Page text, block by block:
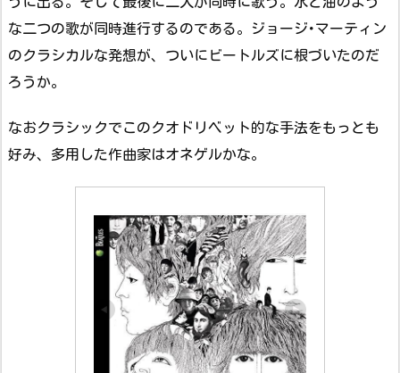
な二つの歌が同時進行するのである。ジョージ･マーティン
のクラシカルな発想が、ついにビートルズに根づいたのだ
ろうか。
なおクラシックでこのクオドリベット的な手法をもっとも
好み、多用した作曲家はオネゲルかな。